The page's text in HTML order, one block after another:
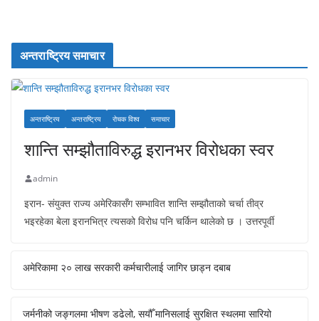
अन्तराष्ट्रिय समाचार
अन्तराष्ट्रिय अन्तराष्ट्रिय रोचक विश्व समाचार
शान्ति सम्झौताविरुद्ध इरानभर विरोधका स्वर
admin
इरान- संयुक्त राज्य अमेरिकासँग सम्भावित शान्ति सम्झौताको चर्चा तीव्र
भइरहेका बेला इरानभित्र त्यसको विरोध पनि चर्किन थालेको छ । उत्तरपूर्वी
अमेरिकामा २० लाख सरकारी कर्मचारीलाई जागिर छाड्न दबाब
जर्मनीको जङ्गलमा भीषण डढेलो, सयौँ मानिसलाई सुरक्षित स्थलमा सारियो